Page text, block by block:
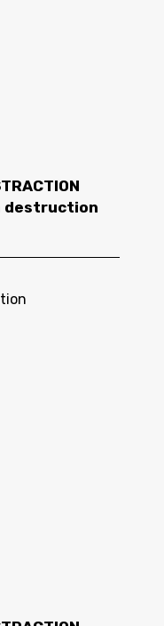
destruction